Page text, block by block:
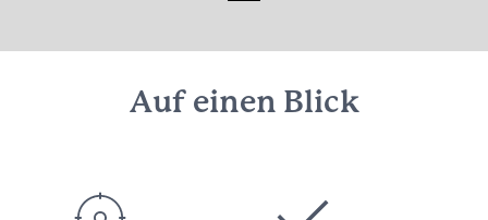
Auf einen Blick